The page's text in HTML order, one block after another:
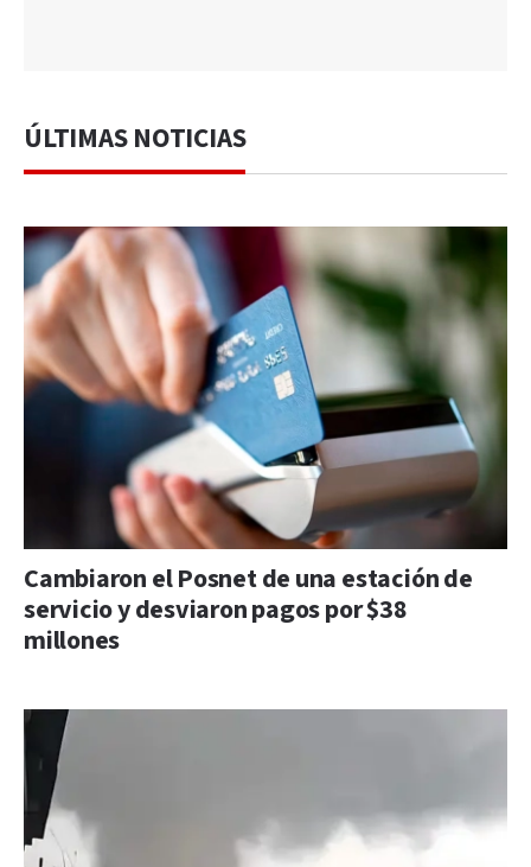
ÚLTIMAS NOTICIAS
Cambiaron el Posnet de una estación de
servicio y desviaron pagos por $38
millones